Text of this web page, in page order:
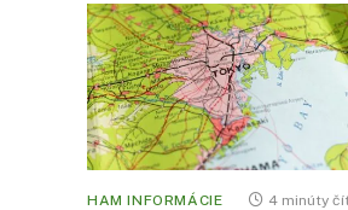
HAM INFORMÁCIE 4 minúty